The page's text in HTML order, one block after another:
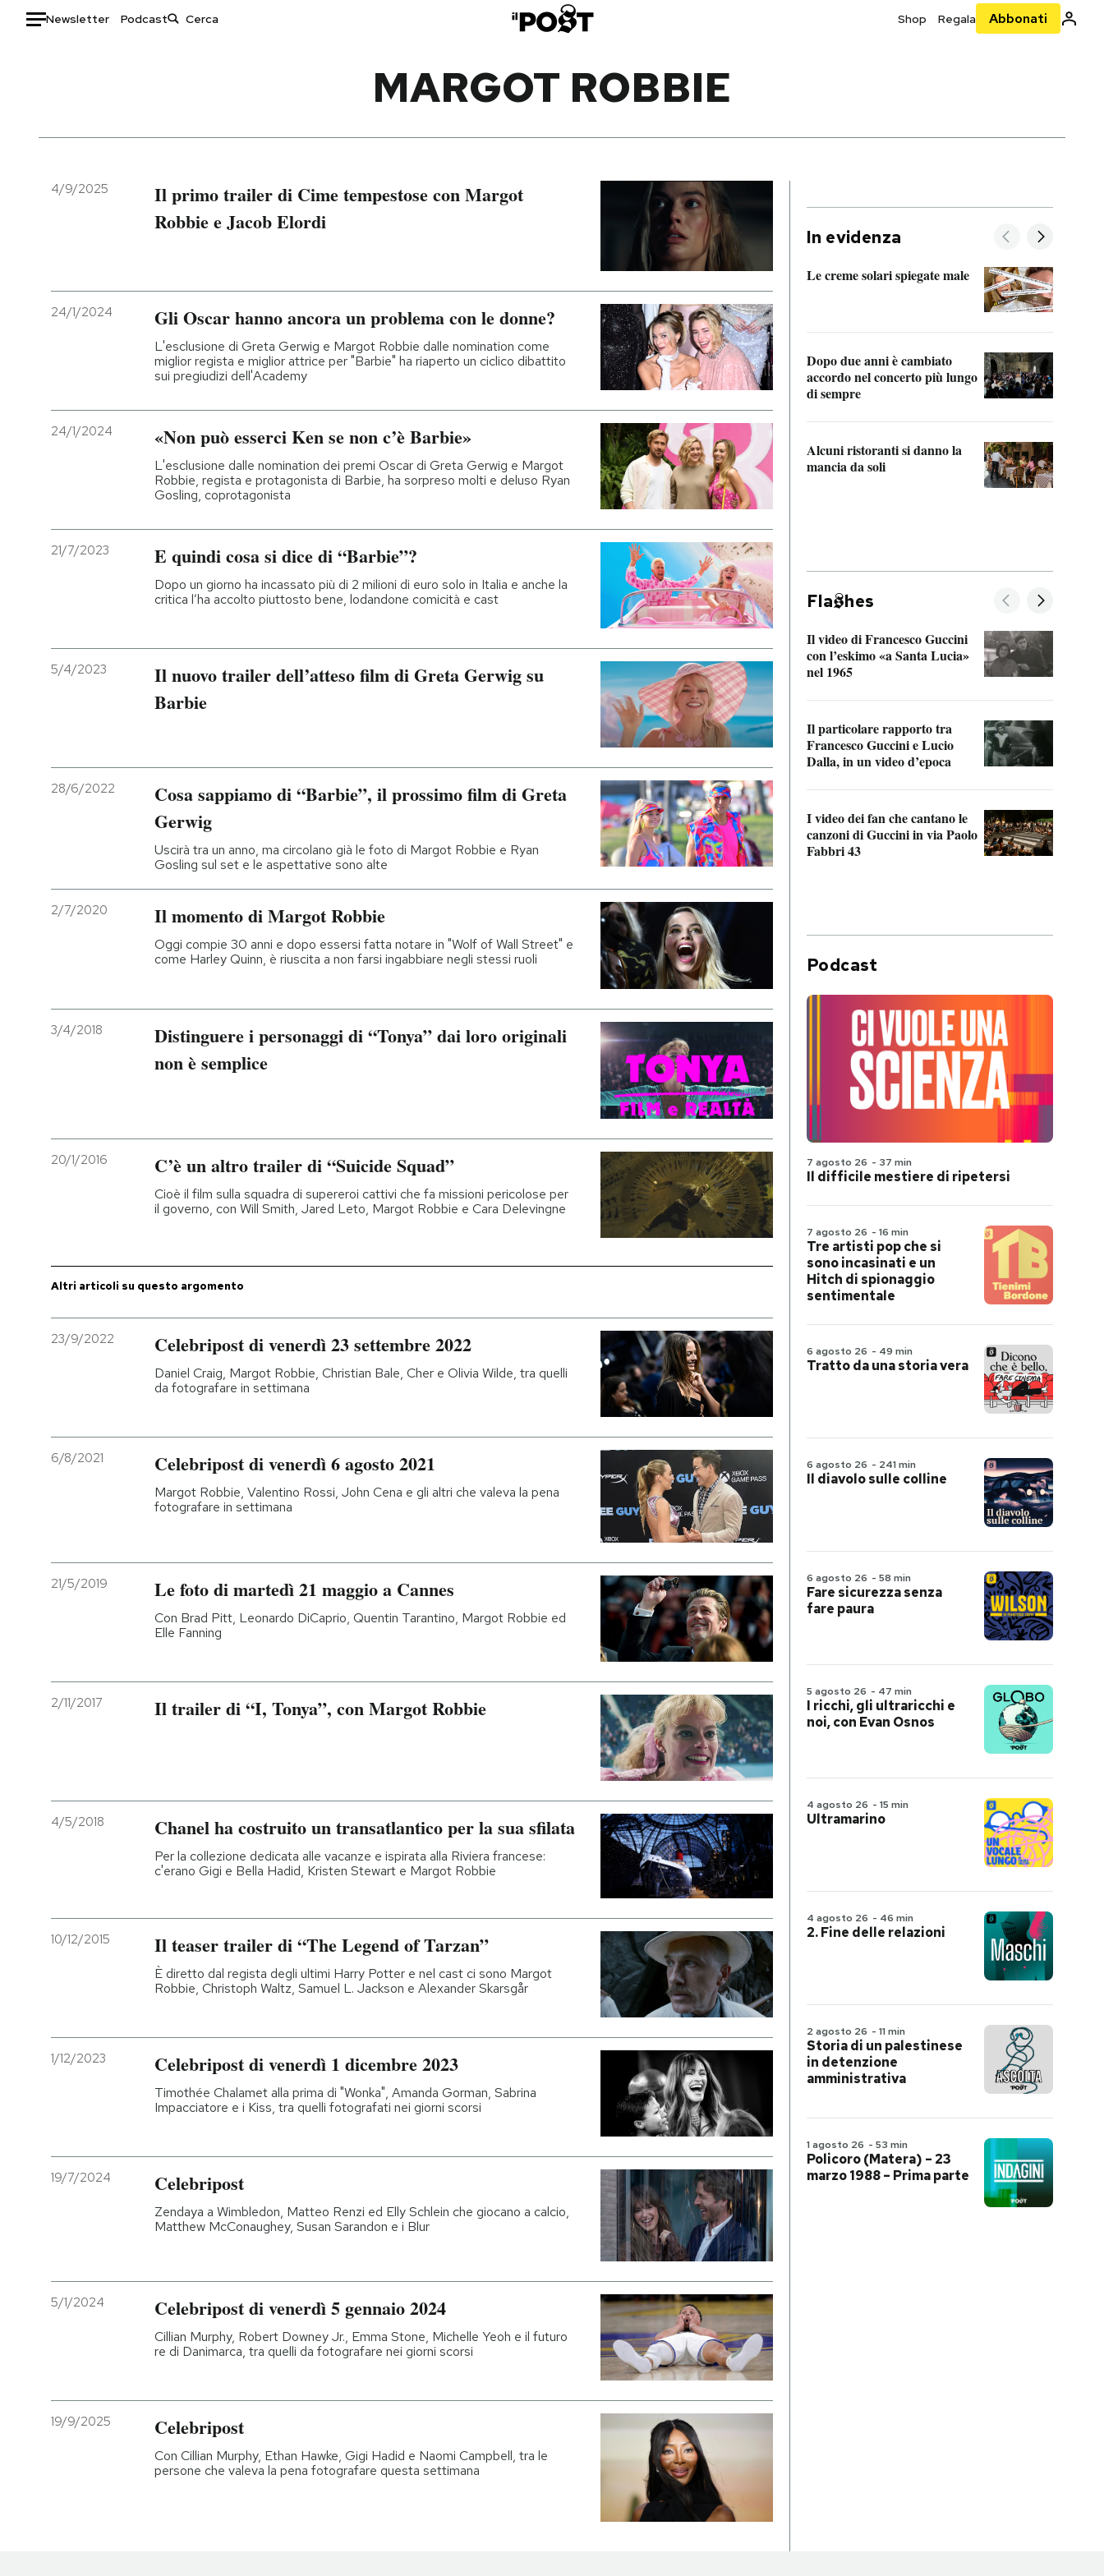
Newsletter Podcast Shop Regala Abbonati
Italia
Politica
Moda
Ok Boomer!
Mondiali calcio 2026
AREA PERSONALE
MARGOT ROBBIE
4/9/2025
Il primo trailer di Cime tempestose con Margot
Robbie e Jacob Elordi
24/1/2024 Gli Oscar hanno ancora un problema con le donne?
L'esclusione di Greta Gerwig e Margot Robbie dalle nomination come
miglior regista e miglior attrice per "Barbie" ha riaperto un ciclico dibattito
sui pregiudizi dell'Academy
24/1/2024 «Non può esserci Ken se non c’è Barbie»
L'esclusione dalle nomination dei premi Oscar di Greta Gerwig e Margot
Robbie, regista e protagonista di Barbie, ha sorpreso molti e deluso Ryan
Gosling, coprotagonista
21/7/2023 E quindi cosa si dice di “Barbie”?
Dopo un giorno ha incassato più di 2 milioni di euro solo in Italia e anche la
critica l’ha accolto piuttosto bene, lodandone comicità e cast
5/4/2023
Il nuovo trailer dell’atteso film di Greta Gerwig su
Barbie
28/6/2022
Cosa sappiamo di “Barbie”, il prossimo film di Greta
Gerwig
Uscirà tra un anno, ma circolano già le foto di Margot Robbie e Ryan
Gosling sul set e le aspettative sono alte
2/7/2020 Il momento di Margot Robbie
Oggi compie 30 anni e dopo essersi fatta notare in "Wolf of Wall Street" e
come Harley Quinn, è riuscita a non farsi ingabbiare negli stessi ruoli
3/4/2018
Distinguere i personaggi di “Tonya” dai loro originali
non è semplice
20/1/2016 C’è un altro trailer di “Suicide Squad”
Cioè il film sulla squadra di supereroi cattivi che fa missioni pericolose per
il governo, con Will Smith, Jared Leto, Margot Robbie e Cara Delevingne
Altri articoli su questo argomento
23/9/2022 Celebripost di venerdì 23 settembre 2022
Daniel Craig, Margot Robbie, Christian Bale, Cher e Olivia Wilde, tra quelli
da fotografare in settimana
6/8/2021 Celebripost di venerdì 6 agosto 2021
Margot Robbie, Valentino Rossi, John Cena e gli altri che valeva la pena
fotografare in settimana
21/5/2019 Le foto di martedì 21 maggio a Cannes
Con Brad Pitt, Leonardo DiCaprio, Quentin Tarantino, Margot Robbie ed
Elle Fanning
2/11/2017 Il trailer di “I, Tonya”, con Margot Robbie
4/5/2018 Chanel ha costruito un transatlantico per la sua sfilata
Per la collezione dedicata alle vacanze e ispirata alla Riviera francese:
c'erano Gigi e Bella Hadid, Kristen Stewart e Margot Robbie
10/12/2015 Il teaser trailer di “The Legend of Tarzan”
È diretto dal regista degli ultimi Harry Potter e nel cast ci sono Margot
Robbie, Christoph Waltz, Samuel L. Jackson e Alexander Skarsgår
1/12/2023 Celebripost di venerdì 1 dicembre 2023
Timothée Chalamet alla prima di "Wonka", Amanda Gorman, Sabrina
Impacciatore e i Kiss, tra quelli fotografati nei giorni scorsi
19/7/2024 Celebripost
Zendaya a Wimbledon, Matteo Renzi ed Elly Schlein che giocano a calcio,
Matthew McConaughey, Susan Sarandon e i Blur
5/1/2024 Celebripost di venerdì 5 gennaio 2024
Cillian Murphy, Robert Downey Jr., Emma Stone, Michelle Yeoh e il futuro
re di Danimarca, tra quelli da fotografare nei giorni scorsi
19/9/2025 Celebripost
Con Cillian Murphy, Ethan Hawke, Gigi Hadid e Naomi Campbell, tra le
persone che valeva la pena fotografare questa settimana
In evidenza
Le creme solari spiegate male
Dopo due anni è cambiato
accordo nel concerto più lungo
di sempre
Alcuni ristoranti si danno la
mancia da soli
Fla hes
Il video di Francesco Guccini
con l’eskimo «a Santa Lucia»
nel 1965
Il particolare rapporto tra
Francesco Guccini e Lucio
Dalla, in un video d’epoca
I video dei fan che cantano le
canzoni di Guccini in via Paolo
Fabbri 43
Podcast
7 agosto 26 - 37 min
Il difficile mestiere di ripetersi
7 agosto 26 - 16 min
Tre artisti pop che si
sono incasinati e un
Hitch di spionaggio
sentimentale
6 agosto 26 - 49 min
Tratto da una storia vera
6 agosto 26 - 241 min
Il diavolo sulle colline
6 agosto 26 - 58 min
Fare sicurezza senza
fare paura
5 agosto 26 - 47 min
I ricchi, gli ultraricchi e
noi, con Evan Osnos
4 agosto 26 - 15 min
Ultramarino
4 agosto 26 - 46 min
2. Fine delle relazioni
2 agosto 26 - 11 min
Storia di un palestinese
in detenzione
amministrativa
1 agosto 26 - 53 min
Policoro (Matera) – 23
marzo 1988 – Prima parte